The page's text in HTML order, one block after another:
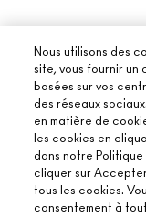
Nous utilisons des
site, vous fournir un
basées sur vos
des réseaux
en matière de
les cookies en
dans notre
cliquer sur
tous les cookies.
consentement à